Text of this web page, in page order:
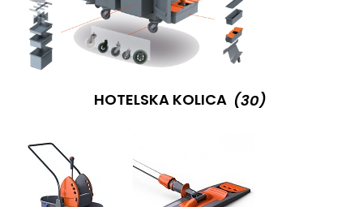
HOTELSKA KOLICA (30)